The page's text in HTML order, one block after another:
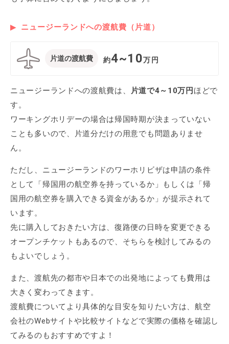
ニュージーランドへの渡航費（片道）
片道の渡航費 約4~10万円
ニュージーランドへの渡航費は、 片道で4～10万円ほどで
す。
ワーキングホリデーの場合は帰国時期が決まっていない
ことも多いので、片道分だけの用意でも問題ありませ
ん。
ただし、ニュージーランドのワーホリビザは申請の条件
として「帰国用の航空券を持っているか」もしくは「帰
国用の航空券を購入できる資金があるか」が提示されて
います。
先に購入しておきたい方は、復路便の日時を変更できる
オープンチケットもあるので、そちらを検討してみるの
もよいでしょう。
また、渡航先の都市や日本での出発地によっても費用は
大きく変わってきます。
渡航費についてより具体的な目安を知りたい方は、航空
会社のWebサイトや比較サイトなどで実際の価格を確認し
てみるのもおすすめですよ！